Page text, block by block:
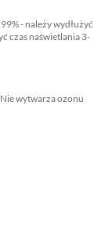
- należy wydłużyć
czas naświetlania 3-
wytwarza ozonu